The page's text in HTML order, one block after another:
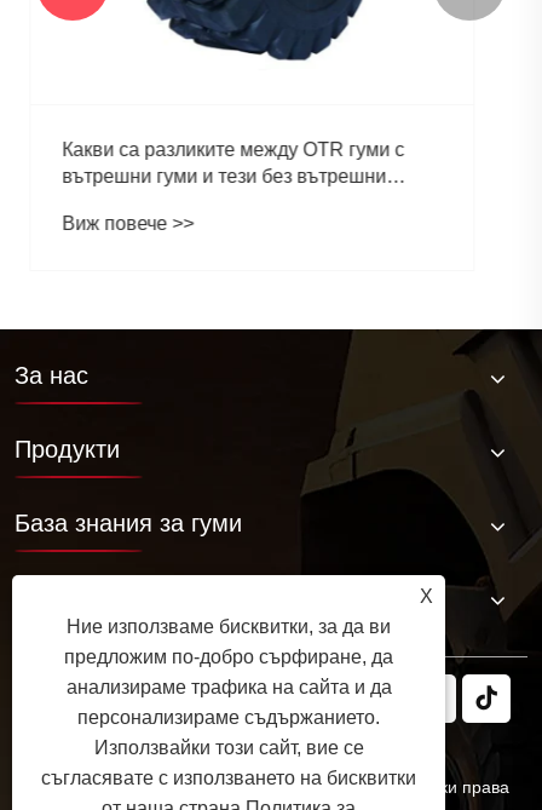
За нас
Продукти
База знания за гуми
Авторско право © 2025 JABIL Rubber Co., Ltd. Всички права
X
Ние използваме бисквитки, за да ви
предложим по-добро сърфиране, да
анализираме трафика на сайта и да
персонализираме съдържанието.
Използвайки този сайт, вие се
съгласявате с използването на бисквитки